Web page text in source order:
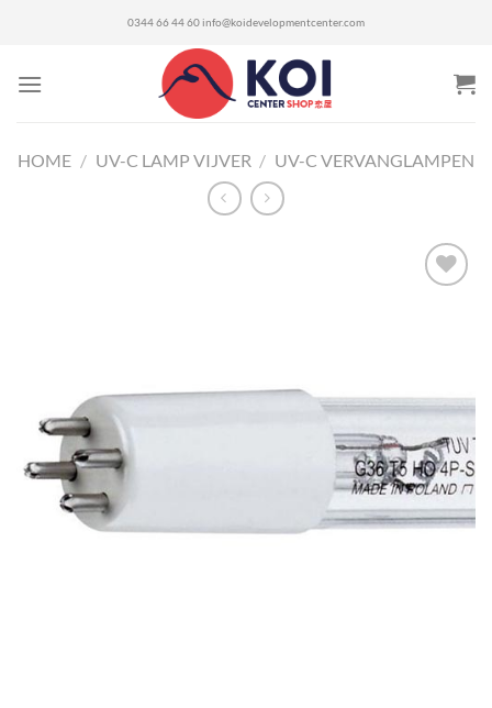
0344 66 44 60 info@koidevelopmentcenter.com
HOME / UV-C LAMP VIJVER / UV-C VERVANGLAMPEN